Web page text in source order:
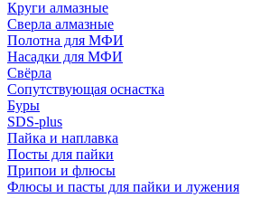
Круги алмазные
Сверла алмазные
Полотна для МФИ
Насадки для МФИ
Свёрла
Сопутствующая оснастка
Буры
SDS-plus
Пайка и наплавка
Посты для пайки
Припои и флюсы
Флюсы и пасты для пайки и лужения